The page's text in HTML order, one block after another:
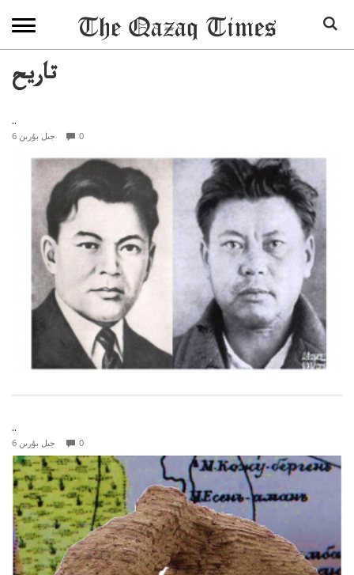
تاريح
..
6 جىل بۇرىن 0
..
6 جىل بۇرىن 0